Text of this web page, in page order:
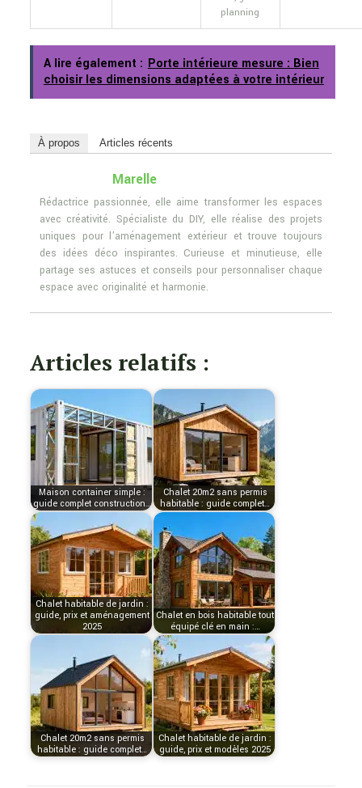
planning
A lire également : Porte intérieure mesure : Bien
choisir les dimensions adaptées à votre intérieur
À propos Articles récents
Marelle
Rédactrice passionnée, elle aime transformer les espaces
avec créativité. Spécialiste du DIY, elle réalise des projets
uniques pour l'aménagement extérieur et trouve toujours
des idées déco inspirantes. Curieuse et minutieuse, elle
partage ses astuces et conseils pour personnaliser chaque
espace avec originalité et harmonie.
Articles relatifs :
Maison container simple :
guide complet construction…
Chalet 20m2 sans permis
habitable : guide complet…
Chalet habitable de jardin :
guide, prix et aménagement
2025
Chalet en bois habitable tout
équipé clé en main :…
Chalet 20m2 sans permis
habitable : guide complet…
Chalet habitable de jardin :
guide, prix et modèles 2025